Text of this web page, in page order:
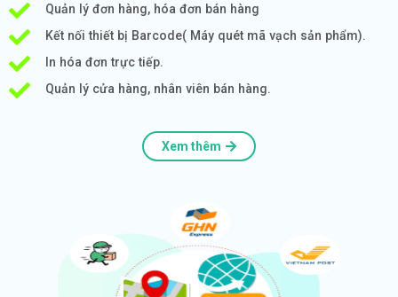
Quản lý đơn hàng, hóa đơn bán hàng
Kết nối thiết bị Barcode( Máy quét mã vạch sản phẩm).
In hóa đơn trực tiếp.
Quản lý cửa hàng, nhân viên bán hàng.
Xem thêm